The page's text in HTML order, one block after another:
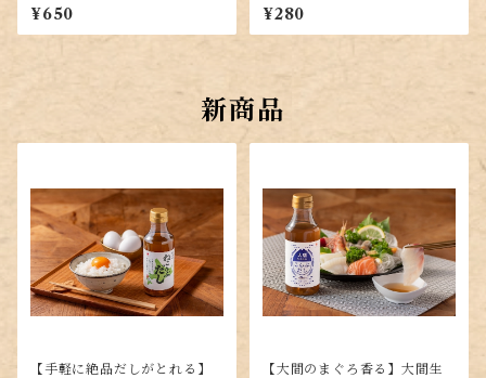
剤不使用で上質な昆布を使用
した塩昆布】
¥650 ¥280
新商品
【手軽に絶品だしがとれる】
【大間のまぐろ香る】大間生